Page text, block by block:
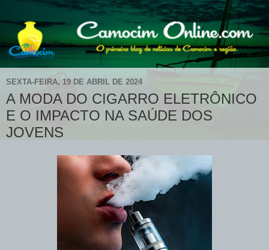
SEXTA-FEIRA, 19 DE ABRIL DE 2024
A MODA DO CIGARRO ELETRÔNICO
E O IMPACTO NA SAÚDE DOS
JOVENS